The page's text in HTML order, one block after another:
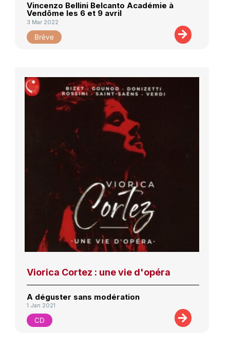
Vincenzo Bellini Belcanto Académie à
Vendôme les 6 et 9 avril
3 Mar 2022
Brève
Viorica Cortez : une vie d'opéra
A déguster sans modération
1 Jan 2021
CD